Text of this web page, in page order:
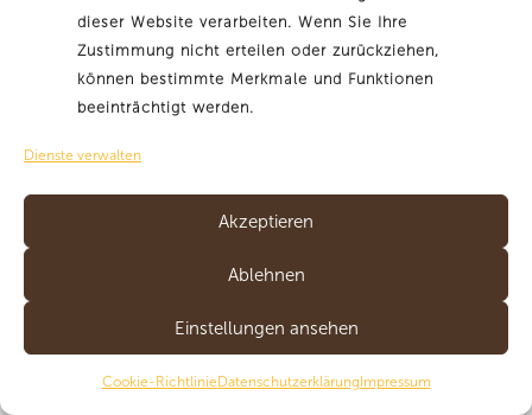
dieser Website verarbeiten. Wenn Sie Ihre
Zustimmung nicht erteilen oder zurückziehen,
können bestimmte Merkmale und Funktionen
beeinträchtigt werden.
Dienste verwalten
Akzeptieren
Ablehnen
Einstellungen ansehen
Cookie-Richtlinie Datenschutzerklärung Impressum